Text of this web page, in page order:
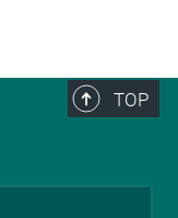
TOP